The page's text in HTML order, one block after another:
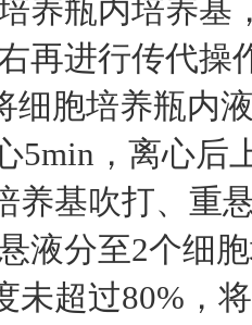
养瓶内培养
再进行传代操
细胞培养瓶内
5min，离心
养基吹打、重
液分至2个细
未超过80%，